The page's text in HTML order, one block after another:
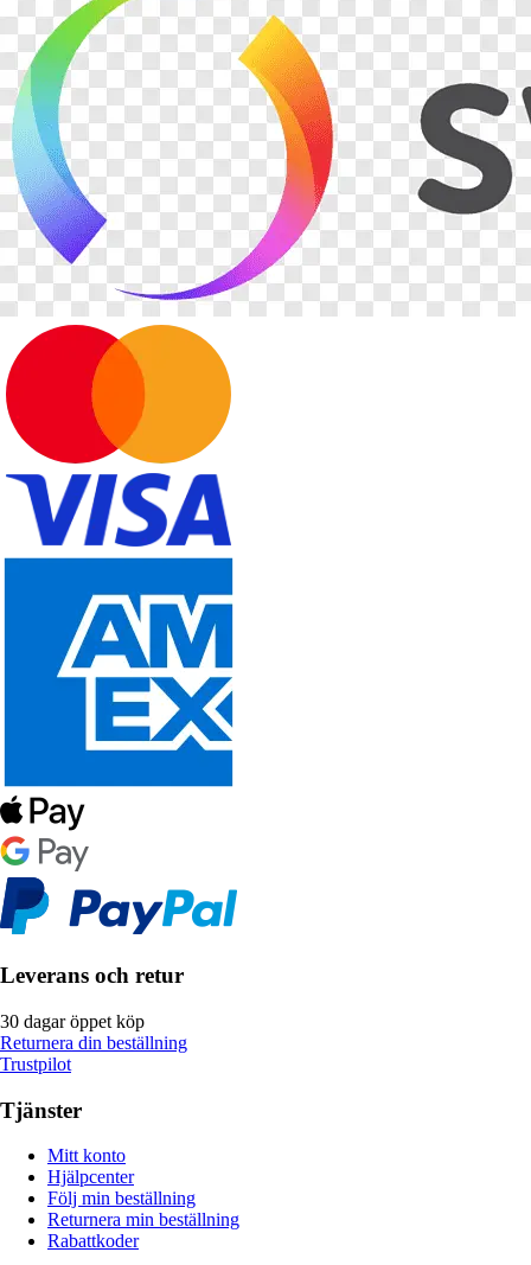
Leverans och retur
30 dagar öppet köp
Returnera din beställning
Trustpilot
Tjänster
Mitt konto
Hjälpcenter
Följ min beställning
Returnera min beställning
Rabattkoder